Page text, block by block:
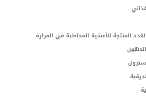
المنتجة للأغشية المخاطية في المرارة